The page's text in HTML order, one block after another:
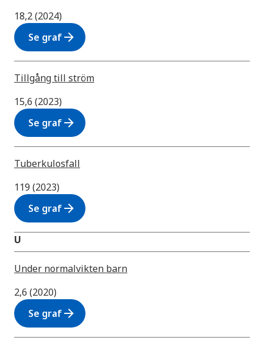
18,2 (2024)
Se grafarrow_forward
Tillgång till ström
15,6 (2023)
Se grafarrow_forward
Tuberkulosfall
119 (2023)
Se grafarrow_forward
U
Under normalvikten barn
2,6 (2020)
Se grafarrow_forward